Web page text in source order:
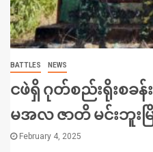
BATTLES NEWS
ငဖဲရှိ ဂုတ်စည်းရိုးစခန်
မအလ ဇာတိ မင်းဘူ
February 4, 2025